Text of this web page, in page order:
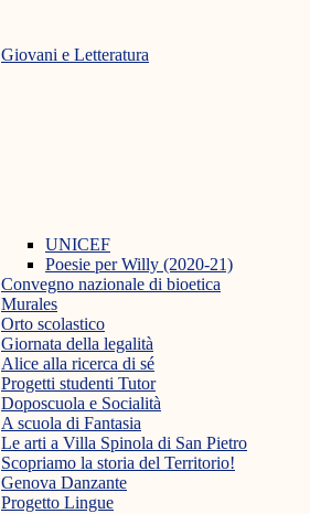
Giovani e Letteratura
UNICEF
Poesie per Willy (2020-21)
Convegno nazionale di bioetica
Murales
Orto scolastico
Giornata della legalità
Alice alla ricerca di sé
Progetti studenti Tutor
Doposcuola e Socialità
A scuola di Fantasia
Le arti a Villa Spinola di San Pietro
Scopriamo la storia del Territorio!
Genova Danzante
Progetto Lingue